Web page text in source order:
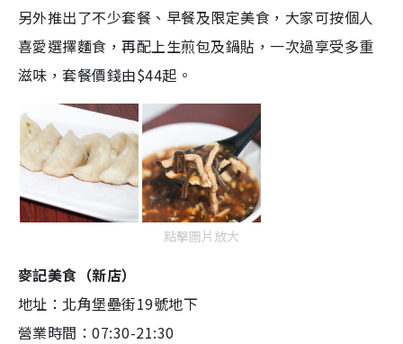
另外推出了不少套餐、早餐及限定美食，大家可按個人
喜愛選擇麵食，再配上生煎包及鍋貼，一次過享受多重
滋味，套餐價錢由$44起。
點擊圖片放大
麥記美食（新店）
地址：北角堡壘街19號地下
營業時間：07:30-21:30